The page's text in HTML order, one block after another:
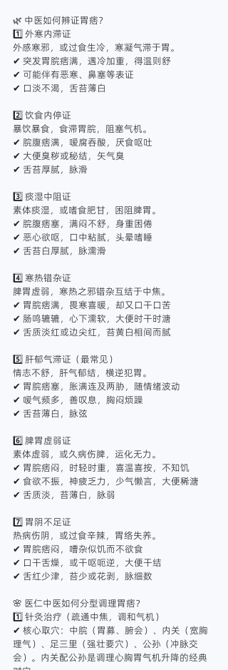
🌿 中医如何辨证胃痞？
1️⃣ 外寒内滞证
外感寒邪，或过食生冷，寒凝气滞于胃。
✔ 突发胃脘痞满，遇冷加重，得温则舒
✔ 可能伴有恶寒、鼻塞等表证
✔ 口淡不渴，舌苔薄白
2️⃣ 饮食内停证
暴饮暴食，食滞胃脘，阻塞气机。
✔ 脘腹痞满，嗳腐吞酸，厌食呕吐
✔ 大便臭秽或秘结，矢气臭
✔ 舌苔厚腻，脉滑
3️⃣ 痰湿中阻证
素体痰湿，或嗜食肥甘，困阻脾胃。
✔ 脘腹痞塞，满闷不舒，身重困倦
✔ 恶心欲呕，口中粘腻，头晕嗜睡
✔ 舌苔白厚腻，脉濡滑
4️⃣ 寒热错杂证
脾胃虚弱，寒热之邪错杂互结于中焦。
✔ 胃脘痞满，畏寒喜暖，却又口干口苦
✔ 肠鸣辘辘，心下濡软，大便时干时溏
✔ 舌质淡红或边尖红，苔黄白相间而腻
5️⃣ 肝郁气滞证（最常见）
情志不舒，肝气郁结，横逆犯胃。
✔ 胃脘痞塞，胀满连及两胁，随情绪波动
✔ 嗳气频多，善叹息，胸闷烦躁
✔ 舌苔薄白，脉弦
6️⃣ 脾胃虚弱证
素体虚弱，或久病伤脾，运化无力。
✔ 胃脘痞闷，时轻时重，喜温喜按，不知饥
✔ 食欲不振，神疲乏力，少气懒言，大便稀溏
✔ 舌质淡，苔薄白，脉弱
7️⃣ 胃阴不足证
热病伤阴，或过食辛辣，胃络失养。
✔ 胃脘痞闷，嘈杂似饥而不欲食
✔ 口干舌燥，或干呕呃逆，大便干结
✔ 舌红少津，苔少或花剥，脉细数
🌸 医仁中医如何分型调理胃痞？
1️⃣ 针灸治疗（疏通中焦，调和气机）
✔ 核心取穴：中脘（胃募、腑会）、内关（宽胸
理气）、足三里（强壮要穴）、公孙（冲脉交
会）。内关配公孙是调理心胸胃气机升降的经典